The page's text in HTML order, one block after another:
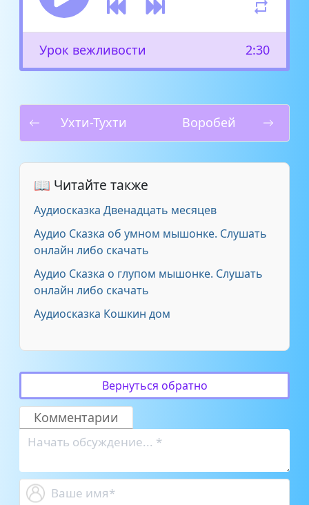
Урок вежливости 2:30
Ухти-Тухти Воробей
📖 Читайте также
Аудиосказка Двенадцать месяцев
Аудио Сказка об умном мышонке. Слушать
онлайн либо скачать
Аудио Сказка о глупом мышонке. Слушать
онлайн либо скачать
Аудиосказка Кошкин дом
Вернуться обратно
Комментарии